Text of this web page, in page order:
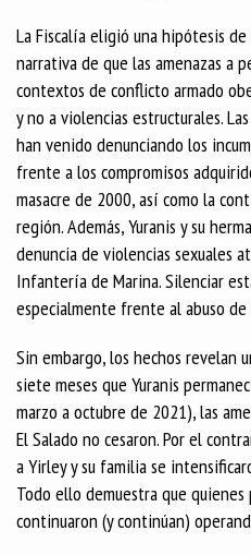
La Fiscalía eligió una hipótesis
narrativa de que las amenazas a
contextos de conflicto armado
y no a violencias estructurales.
han venido denunciando los
frente a los compromisos
masacre de 2000, así como la
región. Además, Yuranis y su
denuncia de violencias sexuales
Infantería de Marina. Silenciar
especialmente frente al abuso de
Sin embargo, los hechos revelan
siete meses que Yuranis
marzo a octubre de 2021), las
El Salado no cesaron. Por el
a Yirley y su familia se
Todo ello demuestra que
continuaron (y continúan)